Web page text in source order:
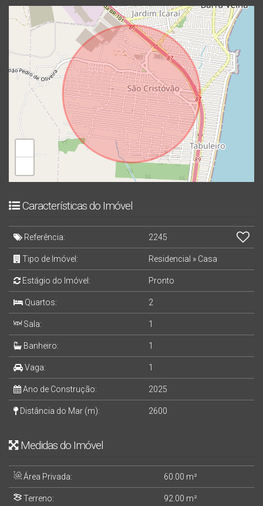
Características do Imóvel
Referência: 2245
Tipo de Imóvel: Residencial » Casa
Estágio do Imóvel: Pronto
Quartos: 2
Sala: 1
Banheiro: 1
Vaga: 1
Ano de Construção: 2025
Distância do Mar (m): 2600
Medidas do Imóvel
Área Privada: 60 .00 m²
Terreno: 92 .00 m²